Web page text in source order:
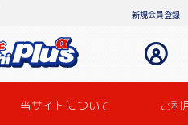
新規会員登録
当サイトについて ご利